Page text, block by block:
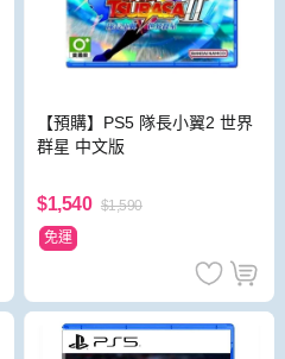
【預購】PS5 隊長小翼2 世界
群星 中文版
$1,540 $1,590
免運